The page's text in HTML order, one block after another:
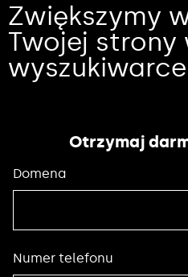
Zwiększymy
Twojej strony
Otrzymaj
Domena
Numer telefonu